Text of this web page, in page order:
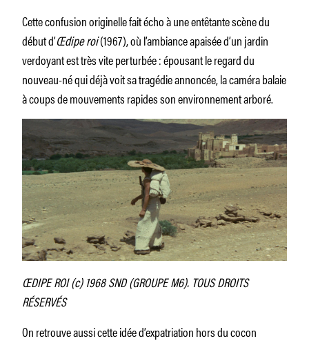
Cette confusion originelle fait écho à une entêtante scène du
début d’Œdipe roi(1967), où l’ambiance apaisée d’un jardin
verdoyant est très vite perturbée : épousant le regard du
nouveau-né qui déjà voit sa tragédie annoncée, la caméra balaie
à coups de mouvements rapides son environnement arboré.
ŒDIPE ROI (c) 1968 SND (GROUPE M6). TOUS DROITS
RÉSERVÉS
On retrouve aussi cette idée d’expatriation hors du cocon